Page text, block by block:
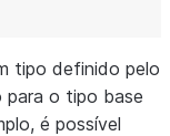
tipo definido pelo
para o tipo base
é possível